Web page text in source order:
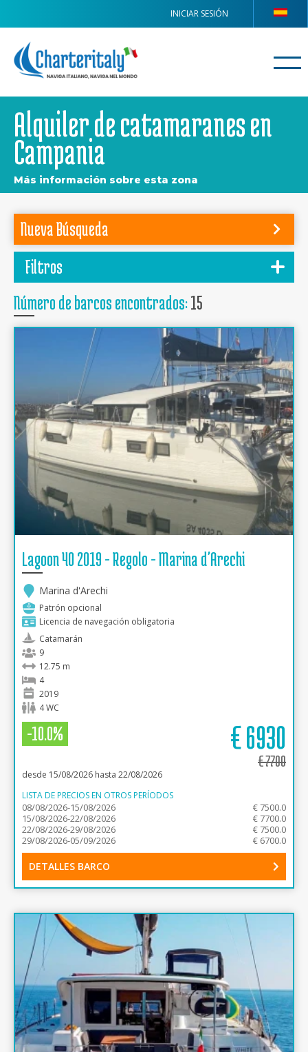
INICIAR SESIÓN
Alquiler de catamaranes en
Campania
Más información sobre esta zona
Nueva Búsqueda
Filtros
Número de barcos encontrados:15
Lagoon 40 2019 - Regolo - Marina d'Arechi
Marina d'Arechi
Patrón opcional
Licencia de navegación obligatoria
Catamarán
9
12.75 m
4
2019
4 WC
-10.0% €6930
€7700
desde 15/08/2026 hasta 22/08/2026
LISTA DE PRECIOS EN OTROS PERÍODOS
08/08/2026-15/08/2026
€ 7500.0
15/08/2026-22/08/2026
€ 7700.0
22/08/2026-29/08/2026
€ 7500.0
29/08/2026-05/09/2026
€ 6700.0
DETALLES BARCO